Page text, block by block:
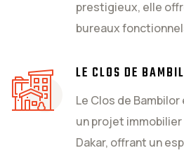
prestigieux, elle
bureaux
LE CLOS DE
Le Clos de
un projet
Dakar, offrant un